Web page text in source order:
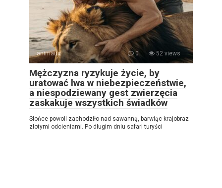
animaux 0 52 views
Mężczyzna ryzykuje życie, by
uratować lwa w niebezpieczeństwie,
a niespodziewany gest zwierzęcia
zaskakuje wszystkich świadków
Słońce powoli zachodziło nad sawanną, barwiąc krajobraz
złotymi odcieniami. Po długim dniu safari turyści